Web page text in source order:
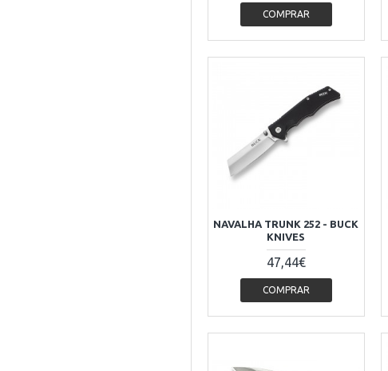
COMPRAR
NAVALHA TRUNK 252 - BUCK
KNIVES
47,44€
COMPRAR